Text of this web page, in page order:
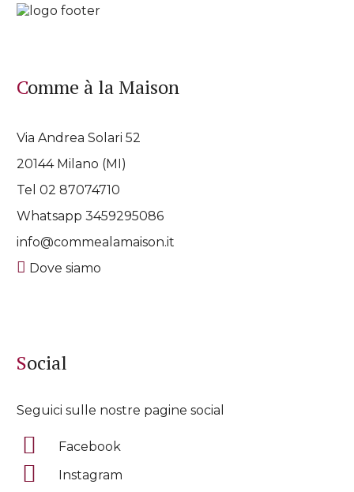
Comme à la Maison
Via Andrea Solari 52
20144 Milano (MI)
Tel 02 87074710
Whatsapp3459295086
info@commealamaison.it
Dove siamo
Social
Seguici sulle nostre pagine social
Facebook
Instagram